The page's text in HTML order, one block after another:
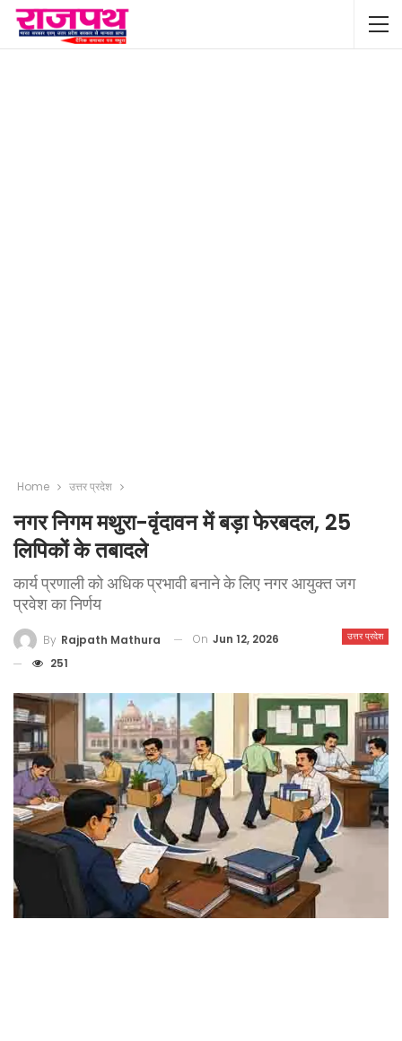
Home उत्तर प्रदेश
नगर निगम मथुरा-वृंदावन में बड़ा फेरबदल, 25
लिपिकों के तबादले
कार्य प्रणाली को अधिक प्रभावी बनाने के लिए नगर आयुक्त जग
प्रवेश का निर्णय
उत्तर प्रदेश
By Rajpath Mathura On Jun 12, 2026
251